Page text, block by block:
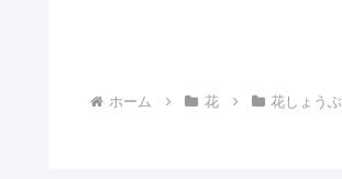
ホーム 花 花しょうぶ